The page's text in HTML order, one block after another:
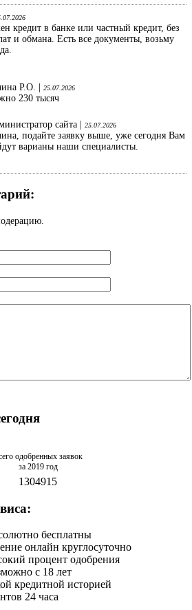
кредит в банке или частный кредит, без
и обмана. Есть все документы, возьму
Р.О. |
25.07.2026
230 тысяч
сайта | 25.07.2026
подайте заявку выше, уже сегодня Вам
варианы наши специалисты.
одобренных заявок
за 2019 год
1304915
бесплатны
онлайн круглосуточно
процент одобрения
с 18 лет
кредитной историей
24 часа